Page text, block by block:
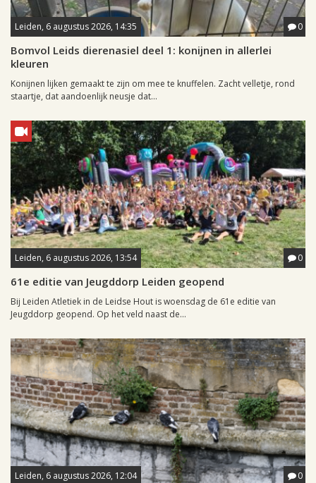
Leiden, 6 augustus 2026, 14:35 0
Bomvol Leids dierenasiel deel 1: konijnen in allerlei
kleuren
Konijnen lijken gemaakt te zijn om mee te knuffelen. Zacht velletje, rond
staartje, dat aandoenlijk neusje dat...
Leiden, 6 augustus 2026, 13:54 0
61e editie van Jeugddorp Leiden geopend
Bij Leiden Atletiek in de Leidse Hout is woensdag de 61e editie van
Jeugddorp geopend. Op het veld naast de...
Leiden, 6 augustus 2026, 12:04 0